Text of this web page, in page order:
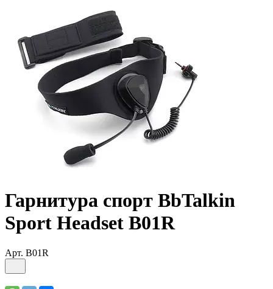
Гарнитура спорт BbTalkin
Sport Headset B01R
Арт. B01R